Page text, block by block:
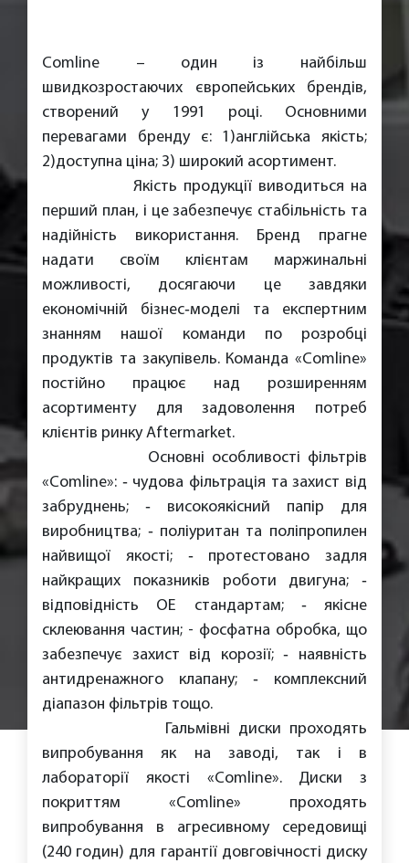
Comline – один із найбільш
швидкозростаючих європейських брендів,
створений у 1991 році. Основними
перевагами бренду є: 1)англійська якість;
2)доступна ціна; 3) широкий асортимент.
Якість продукції виводиться на
перший план, і це забезпечує стабільність та
надійність використання. Бренд прагне
надати своїм клієнтам маржинальні
можливості, досягаючи це завдяки
економічній бізнес‐моделі та експертним
знанням нашої команди по розробці
продуктів та закупівель. Команда «Comline»
постійно працює над розширенням
асортименту для задоволення потреб
клієнтів ринку Aftermarket.
Основні особливості фільтрів
«Сomline»: ‐ чудова фільтрація та захист від
забруднень; ‐ високоякісний папір для
виробництва; ‐ поліуритан та поліпропилен
найвищої якості; ‐ протестовано задля
найкращих показників роботи двигуна; ‐
відповідність ОЕ стандартам; ‐ якісне
склеювання частин; - фосфатна обробка, що
забезпечує захист від корозії; ‐ наявність
антидренажного клапану; ‐ комплексний
діапазон фільтрів тощо.
Гальмівні диски проходять
випробування як на заводі, так і в
лабораторії якості «Comline». Диски з
покриттям «Comline» проходять
випробування в агресивному середовищі
(240 годин) для гарантії довговічності диску